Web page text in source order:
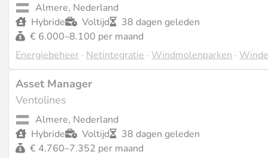
Recente Ontwikkelingen
In de afgelopen twee jaar heeft Ventolines zijn expertise
windandwaterworks.nl
van 2024-2025 (source: search results overview).
Werken Bij Ventolines
Informatie over werken bij Ventolines is beperkt in
benadrukt een samenwerkingsgerichte, eigenaarschap-
hernieuwbare energie weerspiegelt (source:
raadplegen voor actuele vacatures, aangezien er geen
Almere, Nederland
Hybride
Voltijd
38 dagen geleden
€ 6.000–8.100 per maand
Energiebeheer · Netintegratie · Windmolenparken ·
Asset Manager
Ventolines
Almere, Nederland
Hybride
Voltijd
38 dagen geleden
€ 4.760–7.352 per maand